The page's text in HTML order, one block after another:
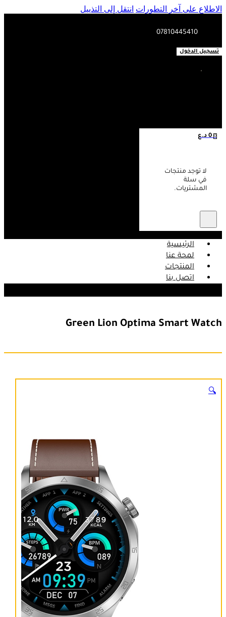
الاطلاع على آخر التطورات انتقل إلى التذييل
07810445410
تسجيل الدخول
0
0 د.ع
لا توجد منتجات
في سلة
المشتريات.
الرئيسية
لمحة عنا
المنتجات
اتصل بنا
Green Lion Optima Smart Watch
🔍